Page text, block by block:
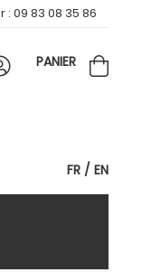
FR EN
PANIER
09 83 08 35 86